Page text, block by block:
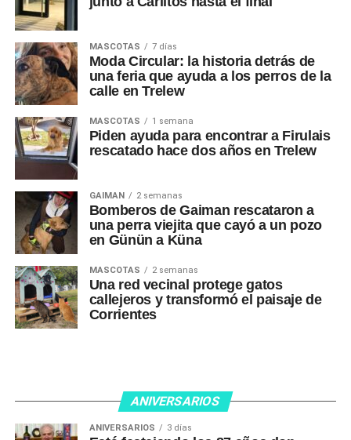
MASCOTAS 7 días
Moda Circular: la historia detrás de
una feria que ayuda a los perros de la
calle en Trelew
MASCOTAS 1 semana
Piden ayuda para encontrar a Firulais
rescatado hace dos años en Trelew
GAIMAN 2 semanas
Bomberos de Gaiman rescataron a
una perra viejita que cayó a un pozo
en Günün a Küna
MASCOTAS 2 semanas
Una red vecinal protege gatos
callejeros y transformó el paisaje de
Corrientes
ANIVERSARIOS
ANIVERSARIOS 3 días